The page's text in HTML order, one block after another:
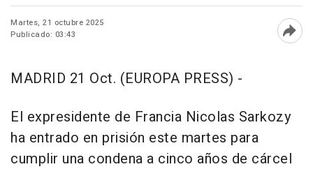
Martes, 21 octubre 2025
Publicado: 03:43
MADRID 21 Oct. (EUROPA PRESS) -
El expresidente de Francia Nicolas Sarkozy
ha entrado en prisión este martes para
cumplir una condena a cinco años de cárcel